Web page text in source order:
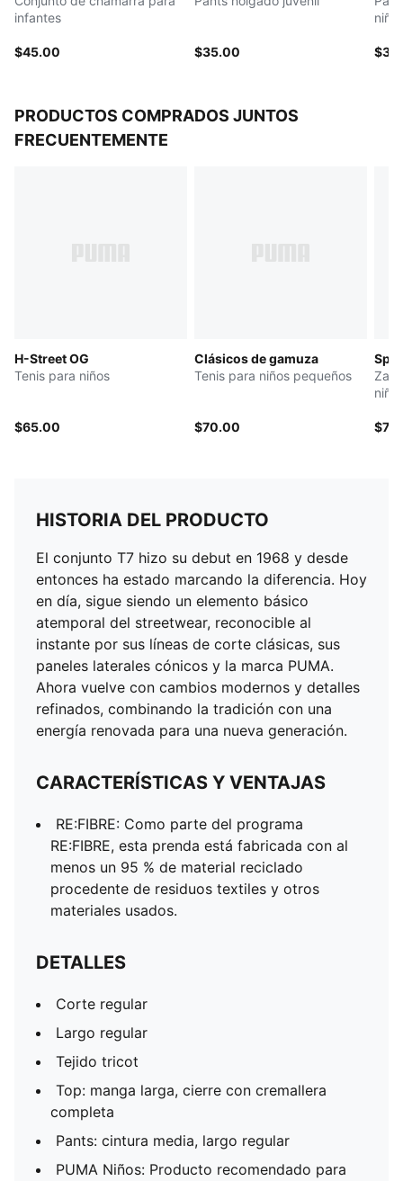
infantes
$45.00 $35.00
PRODUCTOS COMPRADOS JUNTOS
FRECUENTEMENTE
H-Street OG
Tenis para niños
$65.00
Clásicos de gamuza
Tenis para niños pequeños
$70.00
HISTORIA DEL PRODUCTO
El conjunto T7 hizo su debut en 1968 y desde
entonces ha estado marcando la diferencia. Hoy
en día, sigue siendo un elemento básico
atemporal del streetwear, reconocible al
instante por sus líneas de corte clásicas, sus
paneles laterales cónicos y la marca PUMA.
Ahora vuelve con cambios modernos y detalles
refinados, combinando la tradición con una
energía renovada para una nueva generación.
CARACTERÍSTICAS Y VENTAJAS
RE:FIBRE: Como parte del programa
RE:FIBRE, esta prenda está fabricada con al
menos un 95 % de material reciclado
procedente de residuos textiles y otros
materiales usados.
DETALLES
Corte regular
Largo regular
Tejido tricot
Top: manga larga, cierre con cremallera
completa
Pants: cintura media, largo regular
PUMA Niños: Producto recomendado para